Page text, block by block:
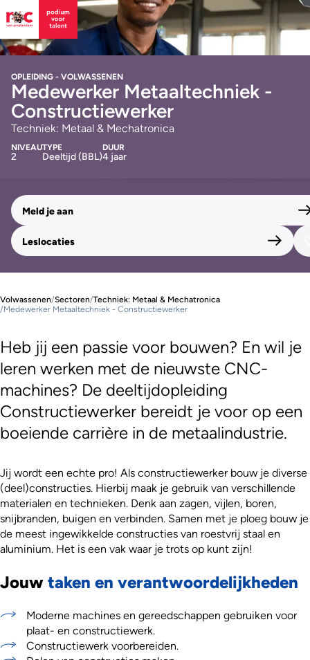
OPLEIDING - VOLWASSENEN
Medewerker Metaaltechniek -
Constructiewerker
Techniek: Metaal & Mechatronica
NIVEAU
2
TYPE
Deeltijd (BBL)
DUUR
4 jaar
Meld je aan
Leslocaties
Volwassenen/Sectoren/Techniek: Metaal & Mechatronica
/Medewerker Metaaltechniek - Constructiewerker
Heb jij een passie voor bouwen? En wil je
leren werken met de nieuwste CNC-
machines? De deeltijdopleiding
Constructiewerker bereidt je voor op een
boeiende carrière in de metaalindustrie.
Jij wordt een echte pro! Als constructiewerker bouw je diverse
(deel)constructies. Hierbij maak je gebruik van verschillende
materialen en technieken. Denk aan zagen, vijlen, boren,
snijbranden, buigen en verbinden. Samen met je ploeg bouw je
de meest ingewikkelde constructies van roestvrij staal en
aluminium. Het is een vak waar je trots op kunt zijn!
Jouw taken en verantwoordelijkheden
Moderne machines en gereedschappen gebruiken voor
plaat- en constructiewerk.
Constructiewerk voorbereiden.